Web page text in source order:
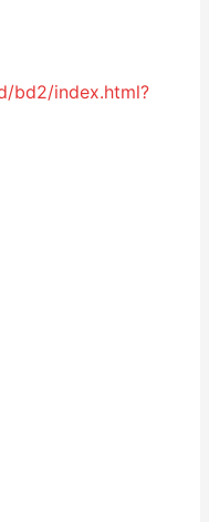
bd2/index.html?